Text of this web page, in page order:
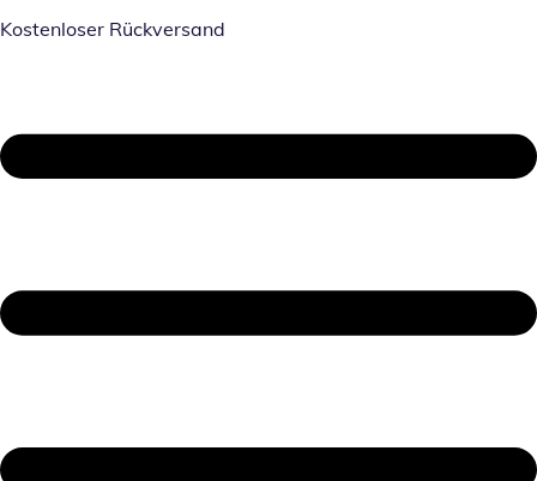
Kostenloser Rückversand